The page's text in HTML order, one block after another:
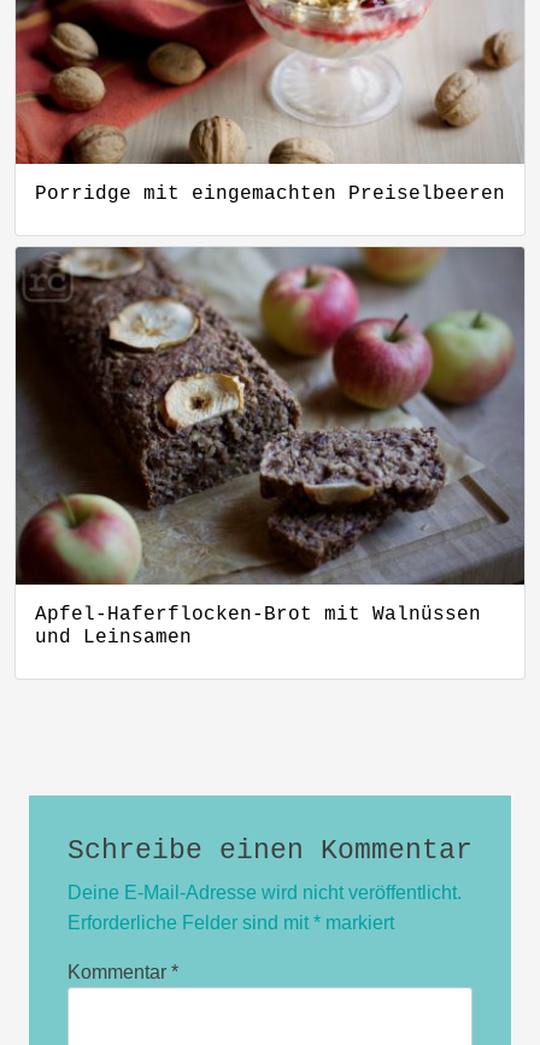
Porridge mit eingemachten Preiselbeeren
Apfel-Haferflocken-Brot mit Walnüssen
und Leinsamen
Schreibe einen Kommentar
Deine E-Mail-Adresse wird nicht veröffentlicht.
Erforderliche Felder sind mit* markiert
Kommentar *